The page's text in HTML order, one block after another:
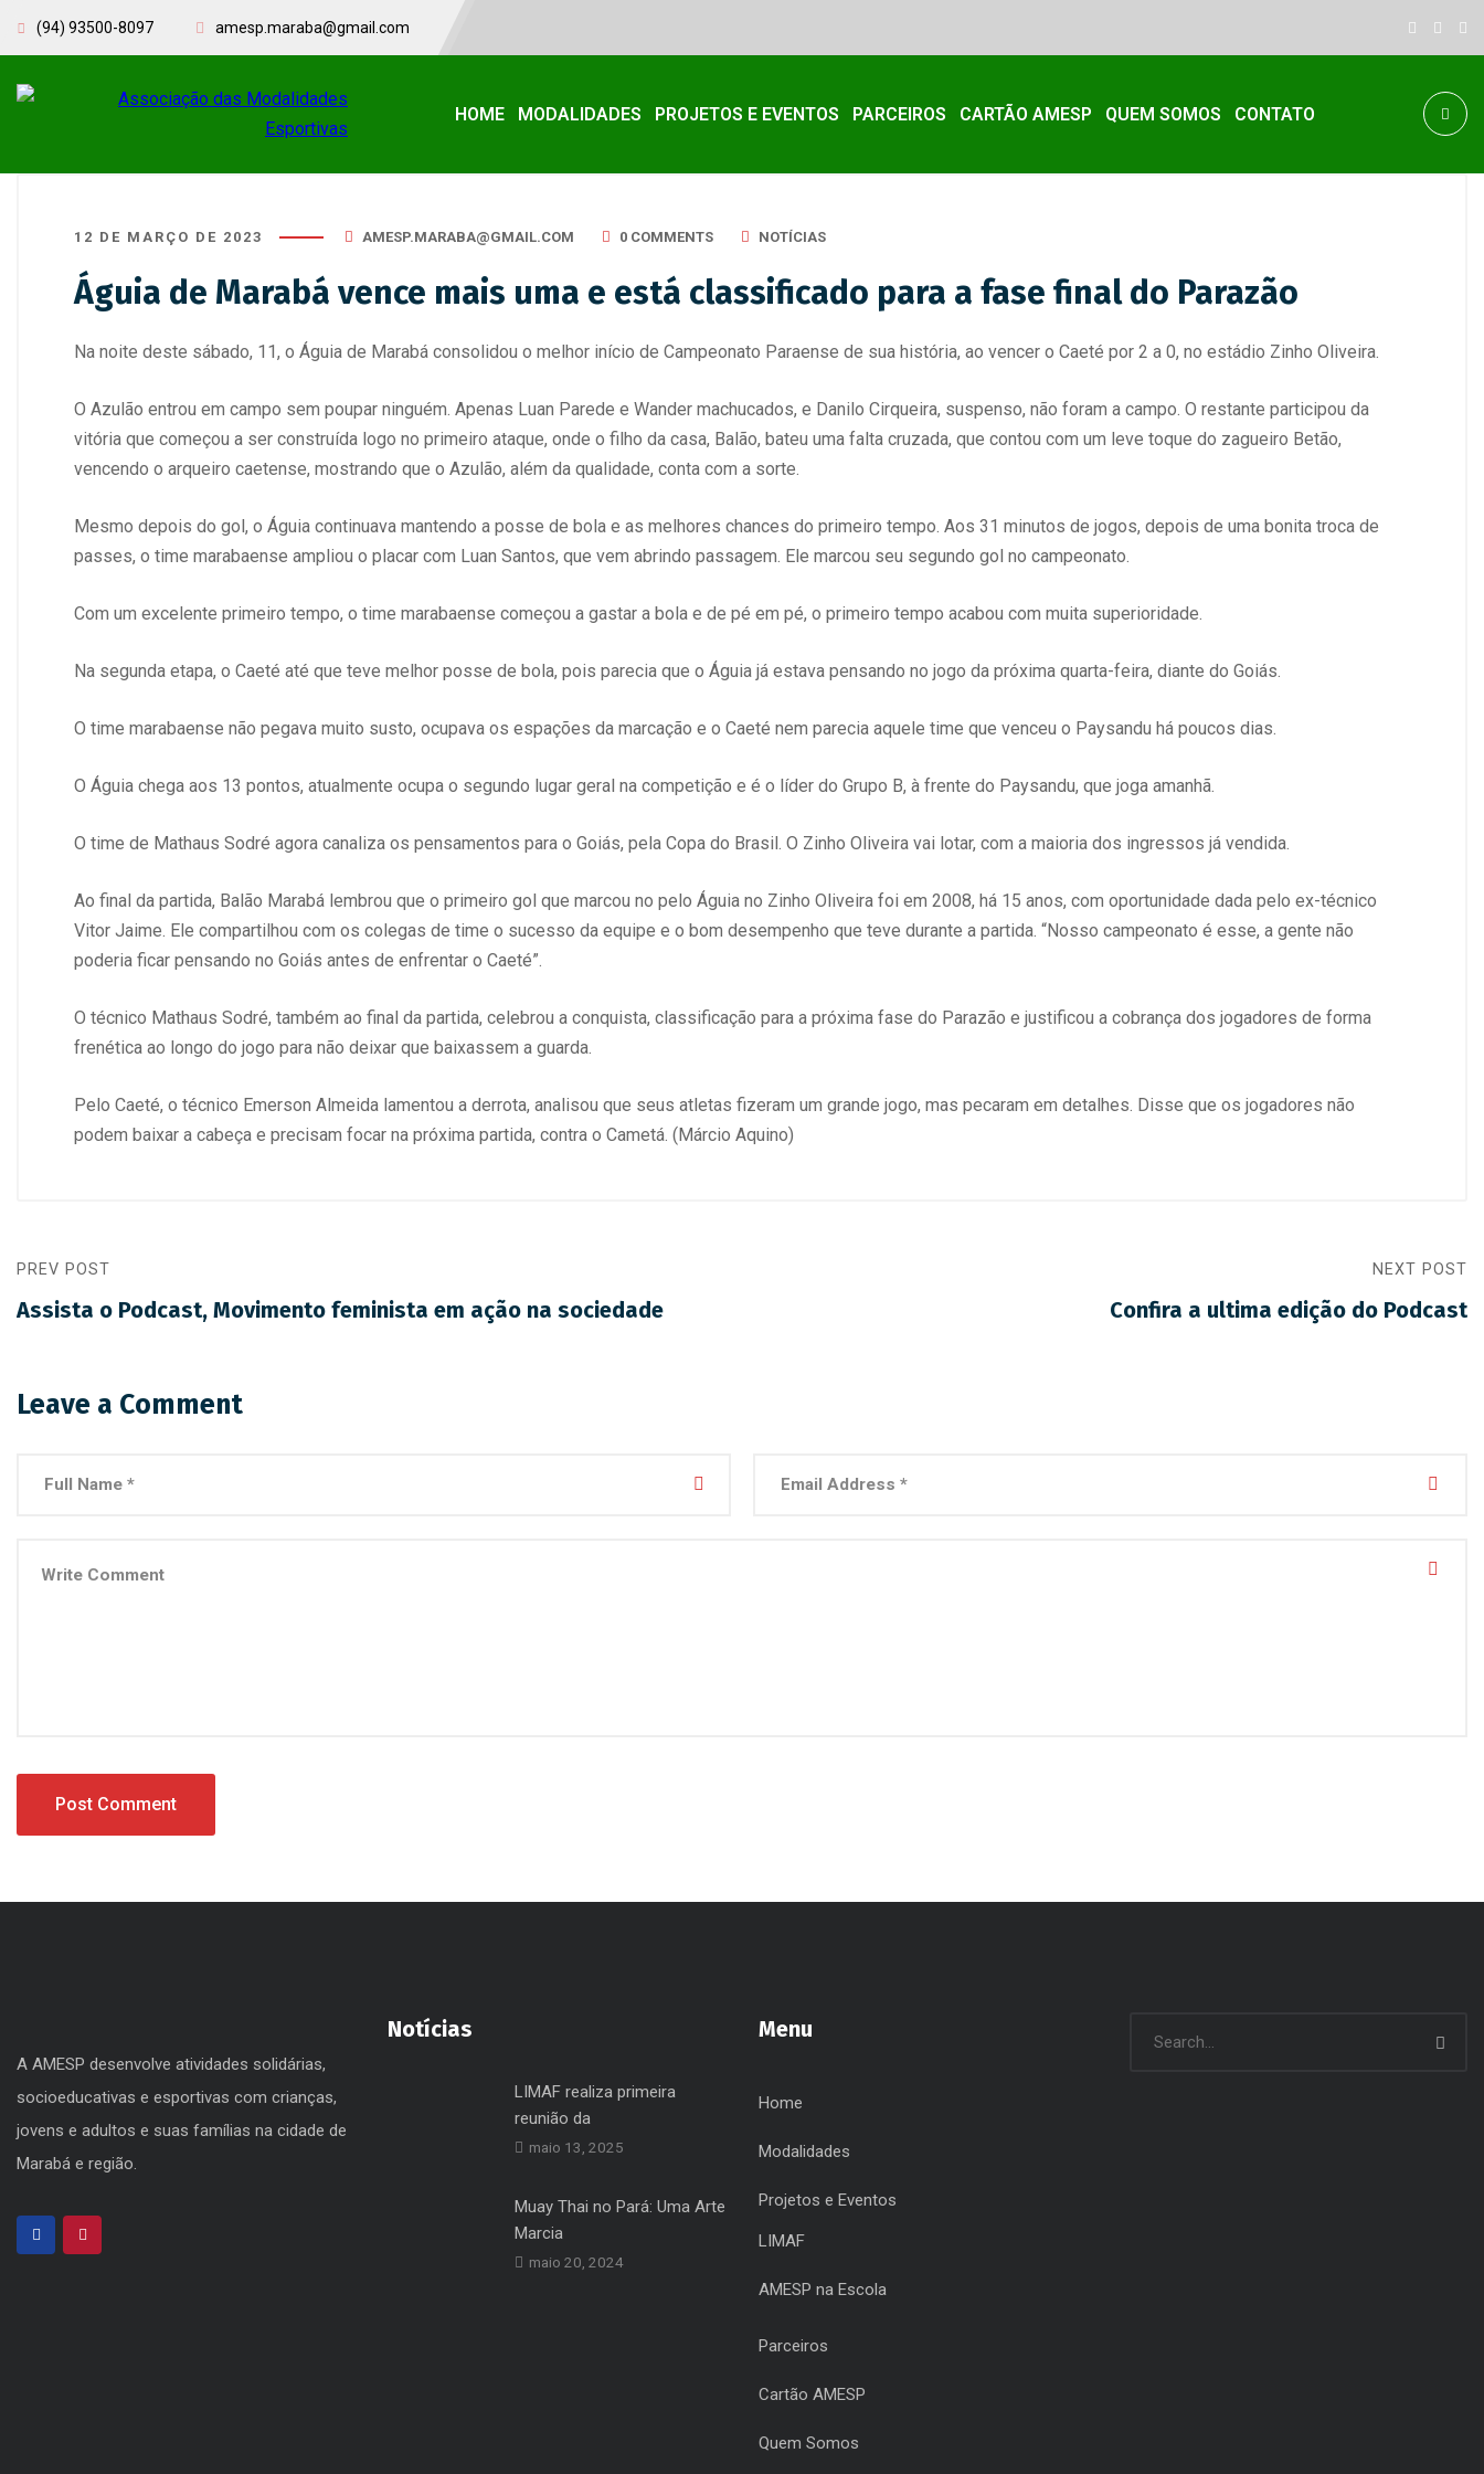
(94) 93500-8097 amesp.maraba@gmail.com
HOME MODALIDADES PROJETOS E EVENTOS PARCEIROS CARTÃO AMESP QUEM SOMOS CONTATO
12 DE MARÇO DE 2023 AMESP.MARABA@GMAIL.COM 0 COMMENTS NOTÍCIAS
Águia de Marabá vence mais uma e está classificado para a fase final do Parazão
Na noite deste sábado, 11, o Águia de Marabá consolidou o melhor início de Campeonato Paraense de sua história, ao vencer o Caeté por 2 a 0, no estádio Zinho Oliveira.
O Azulão entrou em campo sem poupar ninguém. Apenas Luan Parede e Wander machucados, e Danilo Cirqueira, suspenso, não foram a campo. O restante participou da
vitória que começou a ser construída logo no primeiro ataque, onde o filho da casa, Balão, bateu uma falta cruzada, que contou com um leve toque do zagueiro Betão,
vencendo o arqueiro caetense, mostrando que o Azulão, além da qualidade, conta com a sorte.
Mesmo depois do gol, o Águia continuava mantendo a posse de bola e as melhores chances do primeiro tempo. Aos 31 minutos de jogos, depois de uma bonita troca de
passes, o time marabaense ampliou o placar com Luan Santos, que vem abrindo passagem. Ele marcou seu segundo gol no campeonato.
Com um excelente primeiro tempo, o time marabaense começou a gastar a bola e de pé em pé, o primeiro tempo acabou com muita superioridade.
Na segunda etapa, o Caeté até que teve melhor posse de bola, pois parecia que o Águia já estava pensando no jogo da próxima quarta-feira, diante do Goiás.
O time marabaense não pegava muito susto, ocupava os espações da marcação e o Caeté nem parecia aquele time que venceu o Paysandu há poucos dias.
O Águia chega aos 13 pontos, atualmente ocupa o segundo lugar geral na competição e é o líder do Grupo B, à frente do Paysandu, que joga amanhã.
O time de Mathaus Sodré agora canaliza os pensamentos para o Goiás, pela Copa do Brasil. O Zinho Oliveira vai lotar, com a maioria dos ingressos já vendida.
Ao final da partida, Balão Marabá lembrou que o primeiro gol que marcou no pelo Águia no Zinho Oliveira foi em 2008, há 15 anos, com oportunidade dada pelo ex-técnico
Vitor Jaime. Ele compartilhou com os colegas de time o sucesso da equipe e o bom desempenho que teve durante a partida. “Nosso campeonato é esse, a gente não
poderia ficar pensando no Goiás antes de enfrentar o Caeté”.
O técnico Mathaus Sodré, também ao final da partida, celebrou a conquista, classificação para a próxima fase do Parazão e justificou a cobrança dos jogadores de forma
frenética ao longo do jogo para não deixar que baixassem a guarda.
Pelo Caeté, o técnico Emerson Almeida lamentou a derrota, analisou que seus atletas fizeram um grande jogo, mas pecaram em detalhes. Disse que os jogadores não
podem baixar a cabeça e precisam focar na próxima partida, contra o Cametá. (Márcio Aquino)
PREV POST
Assista o Podcast, Movimento feminista em ação na sociedade
NEXT POST
Confira a ultima edição do Podcast
Leave a Comment
A AMESP desenvolve atividades solidárias,
socioeducativas e esportivas com crianças,
jovens e adultos e suas famílias na cidade de
Marabá e região.
Notícias
LIMAF realiza primeira
reunião da
maio 13, 2025
Muay Thai no Pará: Uma Arte
Marcia
maio 20, 2024
Menu
Home
Modalidades
Projetos e Eventos
LIMAF
AMESP na Escola
Parceiros
Cartão AMESP
Quem Somos